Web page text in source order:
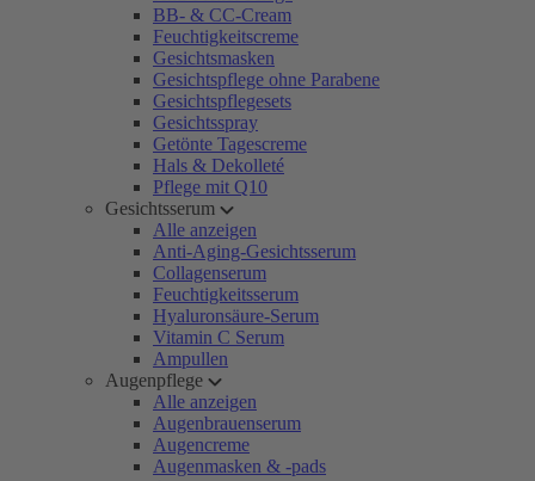
BB- & CC-Cream
Feuchtigkeitscreme
Gesichtsmasken
Gesichtspflege ohne Parabene
Gesichtspflegesets
Gesichtsspray
Getönte Tagescreme
Hals & Dekolleté
Pflege mit Q10
Gesichtsserum
Alle anzeigen
Anti-Aging-Gesichtsserum
Collagenserum
Feuchtigkeitsserum
Hyaluronsäure-Serum
Vitamin C Serum
Ampullen
Augenpflege
Alle anzeigen
Augenbrauenserum
Augencreme
Augenmasken & -pads